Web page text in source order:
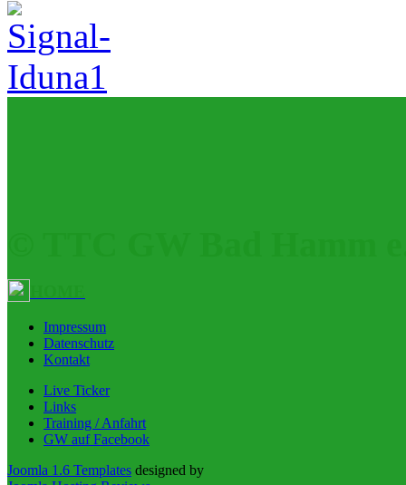
Impressum
Datenschutz
Kontakt
Live Ticker
Links
Training / Anfahrt
GW auf Facebook
Joomla 1.6 Templates designed by